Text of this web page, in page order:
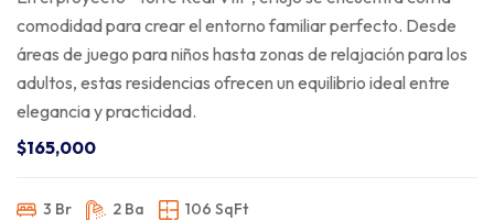
comodidad para crear el entorno familiar perfecto. Desde
áreas de juego para niños hasta zonas de relajación para los
adultos, estas residencias ofrecen un equilibrio ideal entre
elegancia y practicidad.
$165,000
3 Br 2 Ba 106 SqFt